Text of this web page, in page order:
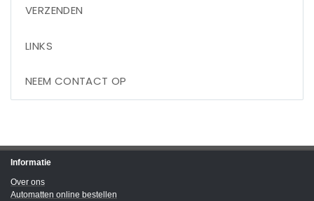
VERZENDEN
LINKS
NEEM CONTACT OP
Informatie
Over ons
Automatten online bestellen